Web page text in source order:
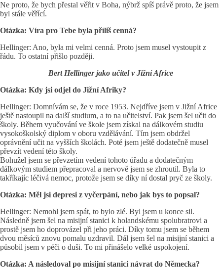
Ne proto, že bych přestal věřit v Boha, nýbrž spíš právě proto, že jsem
byl stále věřící.
Otázka: Víra pro Tebe byla příliš cenná?
Hellinger: Ano, byla mi velmi cenná. Proto jsem musel vystoupit z
řádu. To ostatní přišlo později.
Bert Hellinger jako učitel v Jižní Africe
Otázka: Kdy jsi odjel do Jižní Afriky?
Hellinger: Domnívám se, že v roce 1953. Nejdříve jsem v Jižní Africe
ještě nastoupil na další studium, a to na učitelství. Pak jsem šel učit do
školy. Během vyučování ve škole jsem získal na dálkovém studiu
vysokoškolský diplom v oboru vzdělávání. Tím jsem obdržel
oprávnění učit na vyšších školách. Poté jsem ještě dodatečně musel
převzít vedení této školy.
Bohužel jsem se převzetím vedení tohoto úřadu a dodatečným
dálkovým studiem přepracoval a nervově jsem se zhroutil. Byla to
takříkajíc léčivá nemoc, protože jsem se díky ní dostal pryč ze školy.
Otázka: Měl jsi depresi z vyčerpání, nebo jak bys to popsal?
Hellinger: Nemohl jsem spát, to bylo zlé. Byl jsem u konce sil.
Následně jsem šel na misijní stanici k holandskému spolubratrovi a
prostě jsem ho doprovázel při jeho práci. Díky tomu jsem se během
dvou měsíců znovu pomalu uzdravil. Dál jsem šel na misijní stanici a
působil jsem v péči o duši. To mi přinášelo velké uspokojení.
Otázka: A následoval po misijní stanici návrat do Německa?